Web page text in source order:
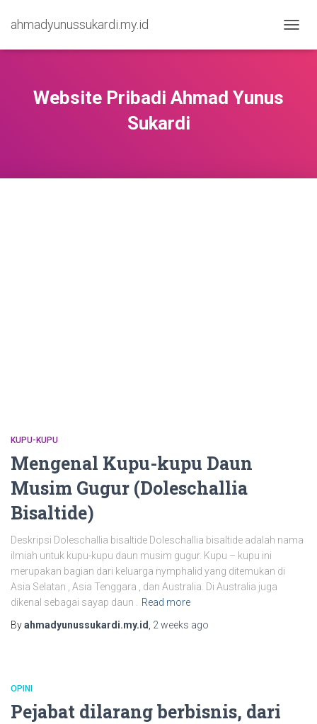
ahmadyunussukardi.my.id
Website Pribadi Ahmad Yunus
Sukardi
KUPU-KUPU
Mengenal Kupu-kupu Daun
Musim Gugur (Doleschallia
Bisaltide)
Deskripsi Doleschallia bisaltide Doleschallia bisaltide adalah nama
ilmiah untuk kupu-kupu daun musim gugur. Kupu – kupu ini
merupakan bagian dari keluarga nymphalid yang ditemukan di
Asia Selatan , Asia Tenggara , dan Australia. Di Australia juga
dikenal sebagai sayap daun .
Read more
Byahmadyunussukardi.my.id 2 weeks ago
OPINI
Pejabat dilarang berbisnis, dari